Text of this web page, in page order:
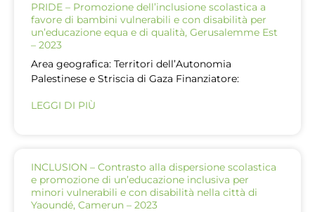
PRIDE – Promozione dell’inclusione scolastica a
favore di bambini vulnerabili e con disabilità per
un’educazione equa e di qualità, Gerusalemme Est
– 2023
Area geografica: Territori dell’Autonomia
Palestinese e Striscia di Gaza Finanziatore:
LEGGI DI PIÙ
INCLUSION – Contrasto alla dispersione scolastica
e promozione di un’educazione inclusiva per
minori vulnerabili e con disabilità nella città di
Yaoundé, Camerun – 2023